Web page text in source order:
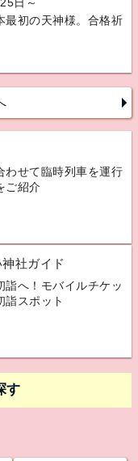
日～
最初の天神様。合格祈
わせて臨時列車を運行
ご紹介
社ガイド
詣へ！モバイルチケッ
詣スポット
す